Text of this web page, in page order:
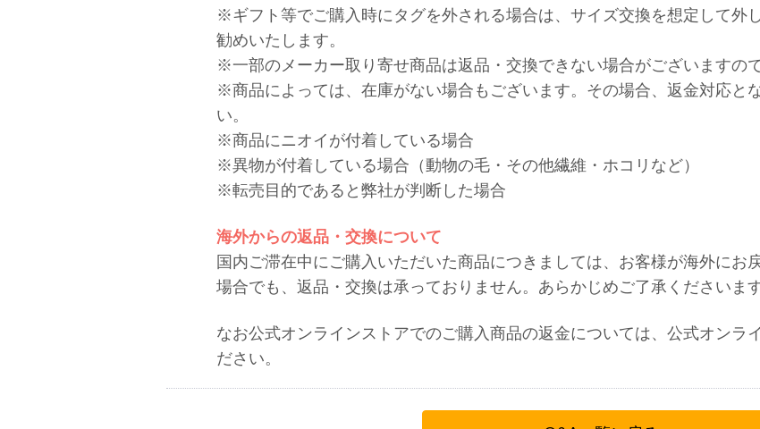
※ギフト等でご購入時にタグを外される場合は、サイズ交換を想定して外
勧めいたします。
※一部のメーカー取り寄せ商品は返品・交換できない場合がございますの
※商品によっては、在庫がない場合もございます。その場合、返金対応と
い。
※商品にニオイが付着している場合
※異物が付着している場合（動物の毛・その他繊維・ホコリなど）
※転売目的であると弊社が判断した場合
海外からの返品・交換について
国内ご滞在中にご購入いただいた商品につきましては、お客様が海外にお
場合でも、返品・交換は承っておりません。あらかじめご了承くださいま
なお公式オンラインストアでのご購入商品の返金については、公式オンラ
ださい。